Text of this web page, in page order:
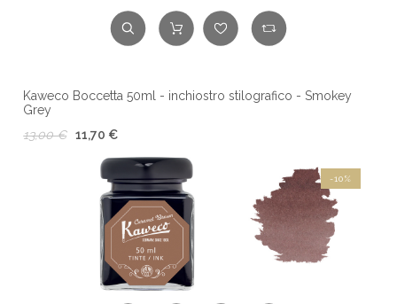
Kaweco Boccetta 50ml - inchiostro stilografico - Smokey
Grey
13,00 €
11,70 €
-10%